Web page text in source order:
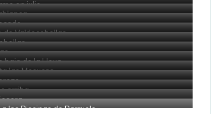
en julio
de Valdecebollas
baja de la Hoya
las Mesucas
arriba
las Piscinas de Barruelo